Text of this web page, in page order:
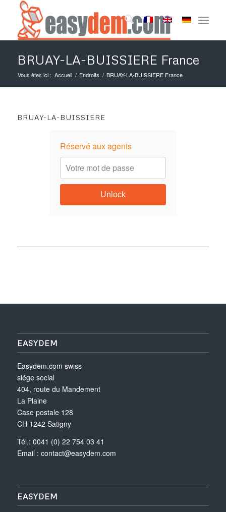
BRUAY-LA-BUISSIERE France
Vous êtes ici : Accueil / Endroits / BRUAY-LA-BUISSIERE France
BRUAY-LA-BUISSIERE
Réservé aux agents
Unlock
EASYDEM
Easydem.com swiss
siége social
404, route du Mandement
La Plaine
Case postale 128
CH 1242 Satigny
Tél.: 0041 (0) 22 754 03 41
Email : contact@easydem.com
EASYDEM